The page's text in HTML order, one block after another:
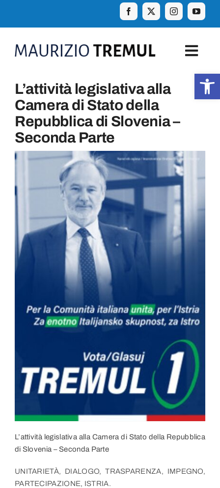
content
Home
Biografia
Eventi
Curiosità e aforismi
Link utili
Contatti
L’attività legislativa alla
Camera di Stato della
Repubblica di Slovenia –
Seconda Parte
L’attività legislativa alla Camera di Stato della Repubblica
di Slovenia – Seconda Parte
UNITARIETÀ, DIALOGO, TRASPARENZA, IMPEGNO,
PARTECIPAZIONE, ISTRIA.